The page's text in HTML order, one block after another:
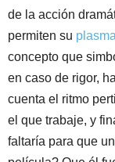
de la acción
permiten su
concepto que
en caso de rigor,
cuenta el ritmo
el que trabaje, y
faltaría para que